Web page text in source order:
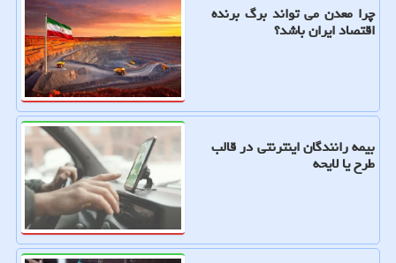
چرا معدن می تواند برگ برنده
اقتصاد ایران باشد؟
بیمه رانندگان اینترنتی در قالب
طرح یا لایحه